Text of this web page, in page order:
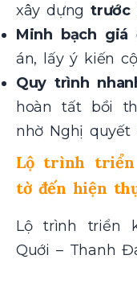
xây dựngtrước
Minh bạch giá
án, lấy ý kiến
Quy trình
hoàn tất bồi
nhờ Nghị quyết
Lộ trình triển
tờ đến hiện
Lộ trình triển
Quới – Thanh